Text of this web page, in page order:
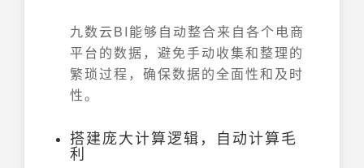
九数云BI能够自动整合来自各个电商
平台的数据，避免手动收集和整理的
繁琐过程，确保数据的全面性和及时
性。
搭建庞大计算逻辑，自动计算毛
利